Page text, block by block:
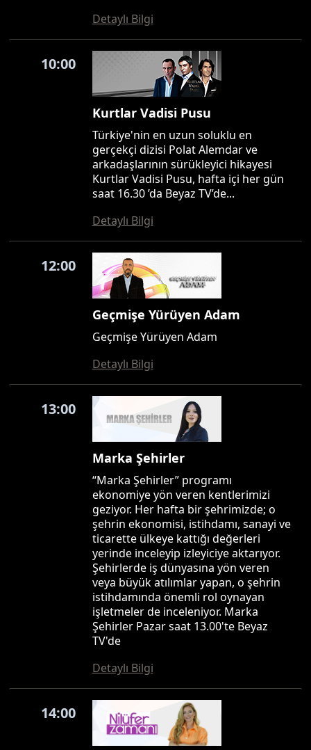
Detaylı Bilgi
10:00
Kurtlar Vadisi Pusu
Türkiye'nin en uzun soluklu en
gerçekçi dizisi Polat Alemdar ve
arkadaşlarının sürükleyici hikayesi
Kurtlar Vadisi Pusu, hafta içi her gün
saat 16.30 ’da Beyaz TV’de...
Detaylı Bilgi
12:00
Geçmişe Yürüyen Adam
Geçmişe Yürüyen Adam
Detaylı Bilgi
13:00
Marka Şehirler
“Marka Şehirler” programı
ekonomiye yön veren kentlerimizi
geziyor. Her hafta bir şehrimizde; o
şehrin ekonomisi, istihdamı, sanayi ve
ticarette ülkeye kattığı değerleri
yerinde inceleyip izleyiciye aktarıyor.
Şehirlerde iş dünyasına yön veren
veya büyük atılımlar yapan, o şehrin
istihdamında önemli rol oynayan
işletmeler de inceleniyor. Marka
Şehirler Pazar saat 13.00'te Beyaz
TV'de
Detaylı Bilgi
14:00